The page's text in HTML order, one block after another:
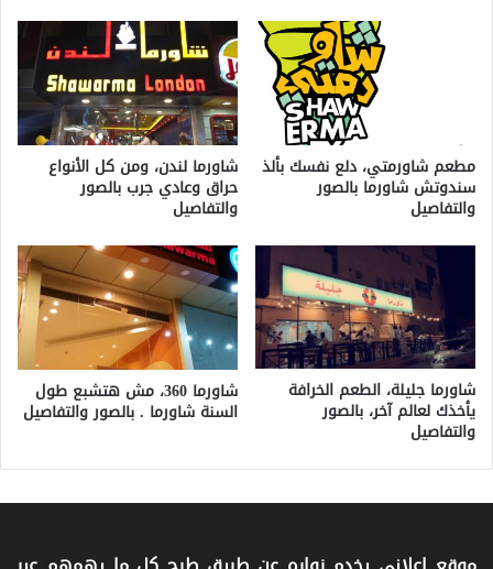
مطعم شاورمتي، دلع نفسك بألذ
سندوتش شاورما بالصور
والتفاصيل
شاورما لندن، ومن كل الأنواع
حراق وعادي جرب بالصور
والتفاصيل
شاورما جليلة، الطعم الخرافة
يأخذك لعالم آخر، بالصور
والتفاصيل
شاورما 360، مش هتشبع طول
السنة شاورما . بالصور والتفاصيل